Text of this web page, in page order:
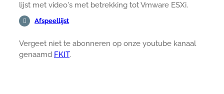
lijst met video's met betrekking tot Vmware ESXi.
Afspeellijst
Vergeet niet te abonneren op onze youtube kanaal
genaamd FKIT.